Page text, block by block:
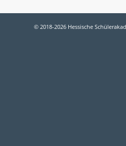
© 2018-2026 Hessische